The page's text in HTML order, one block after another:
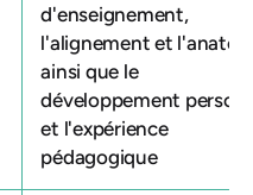
d'enseignement,
l'alignement et
ainsi que le
développement
et l'expérience
pédagogique